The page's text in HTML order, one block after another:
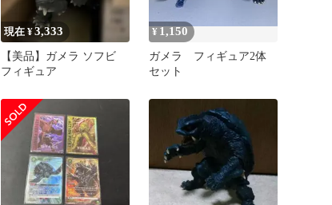
現在 ¥3,333
【美品】ガメラ ソフビ
フィギュア
¥ 1,150
ガメラ フィギュア2体
セット